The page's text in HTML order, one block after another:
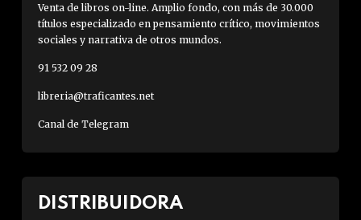
Venta de libros on-line. Amplio fondo, con más de 30.000
títulos especializado en pensamiento crítico, movimientos
sociales y narrativa de otros mundos.
91 532 09 28
libreria@traficantes.net
Canal de Telegram
DISTRIBUIDORA